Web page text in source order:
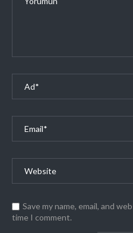
Save my name, email, and
time I comment.